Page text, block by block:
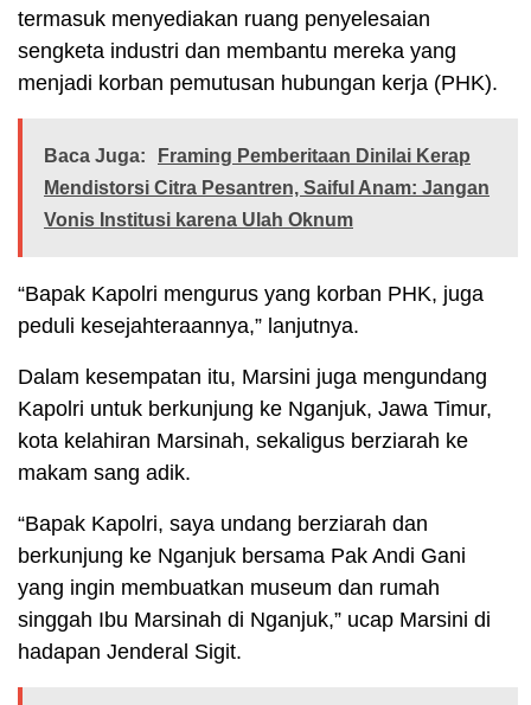
termasuk menyediakan ruang penyelesaian
sengketa industri dan membantu mereka yang
menjadi korban pemutusan hubungan kerja (PHK).
Baca Juga:
Framing Pemberitaan Dinilai Kerap
Mendistorsi Citra Pesantren, Saiful Anam: Jangan
Vonis Institusi karena Ulah Oknum
“Bapak Kapolri mengurus yang korban PHK, juga
peduli kesejahteraannya,” lanjutnya.
Dalam kesempatan itu, Marsini juga mengundang
Kapolri untuk berkunjung ke Nganjuk, Jawa Timur,
kota kelahiran Marsinah, sekaligus berziarah ke
makam sang adik.
“Bapak Kapolri, saya undang berziarah dan
berkunjung ke Nganjuk bersama Pak Andi Gani
yang ingin membuatkan museum dan rumah
singgah Ibu Marsinah di Nganjuk,” ucap Marsini di
hadapan Jenderal Sigit.